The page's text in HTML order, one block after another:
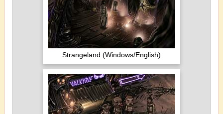
Strangeland (Windows/English)